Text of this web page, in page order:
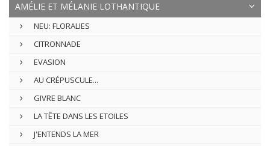
AMÉLIE ET MÉLANIE LOTHANTIQUE
NEU: FLORALIES
CITRONNADE
EVASION
AU CRÉPUSCULE...
GIVRE BLANC
LA TÊTE DANS LES ETOILES
J'ENTENDS LA MER